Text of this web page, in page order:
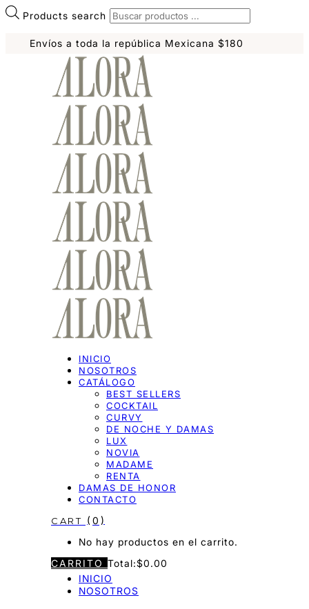
Products search
Envíos a toda la república Mexicana $180
INICIO
NOSOTROS
CATÁLOGO
BEST SELLERS
COCKTAIL
CURVY
DE NOCHE Y DAMAS
LUX
NOVIA
MADAME
RENTA
DAMAS DE HONOR
CONTACTO
0
No hay productos en el carrito.
CARRITO Total:$0.00
INICIO
NOSOTROS